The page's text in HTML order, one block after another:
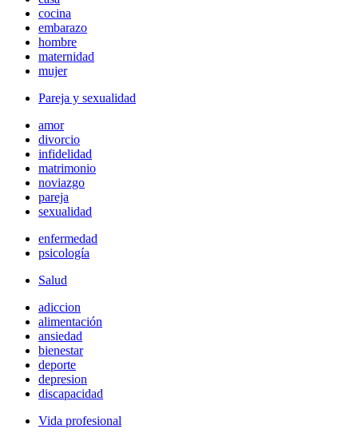
cocina
embarazo
hombre
maternidad
mujer
Pareja y sexualidad
amor
divorcio
infidelidad
matrimonio
noviazgo
pareja
sexualidad
enfermedad
psicología
Salud
adiccion
alimentación
ansiedad
bienestar
deporte
depresion
discapacidad
Vida profesional